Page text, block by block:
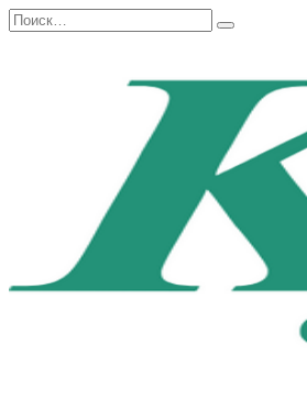
Перейти
к
Search
for: